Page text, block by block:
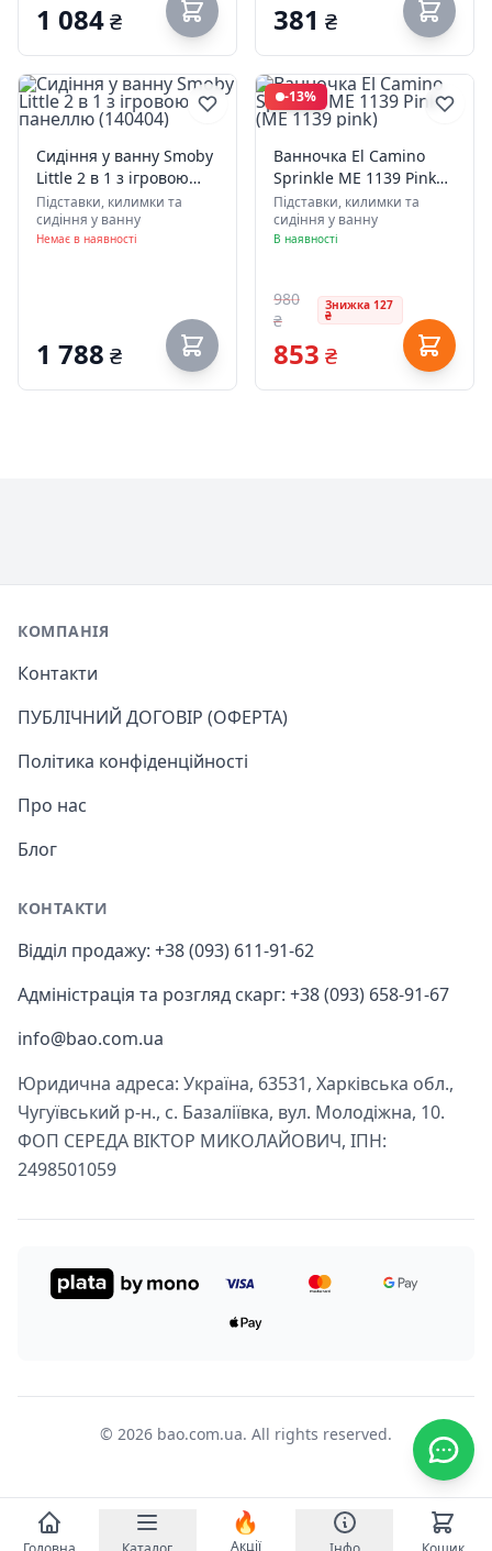
1 084₴ 381 ₴
Сидіння у ванну Smoby
Little 2 в 1 з ігровою
панеллю (140404)
Підставки, килимки та
сидіння у ванну
Немає в наявності
1 788 ₴
-13%
Ванночка El Camino
Sprinkle ME 1139 Pink
(ME 1139 pink)
Підставки, килимки та
сидіння у ванну
В наявності
980
₴
Знижка 127
₴
853 ₴
Footer
КОМПАНІЯ
Контакти
ПУБЛІЧНИЙ ДОГОВІР (ОФЕРТА)
Політика конфіденційності
Про нас
Блог
КОНТАКТИ
Відділ продажу: +38 (093) 611-91-62
Адміністрація та розгляд скарг: +38 (093) 658-91-67
info@bao.com.ua
Юридична адреса: Україна, 63531, Харківська обл.,
Чугуївський р-н., с. Базаліївка, вул. Молодіжна, 10.
ФОП СЕРЕДА ВІКТОР МИКОЛАЙОВИЧ, ІПН:
2498501059
© 2026 bao.com.ua. All rights reserved.
🔥
Акції